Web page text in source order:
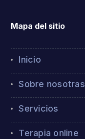
Mapa del sitio
Inicio
Sobre nosotras
Servicios
Terapia online